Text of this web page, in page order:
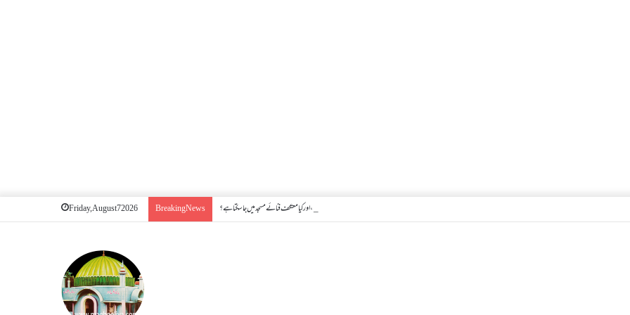
Friday, August 7 2026 Breaking News کیا بیہوش ہونے سے اعتکاف ٹوٹ جاتا ہے؟ اگر معتکف کو احتلام ہو جائے تو کیا اس کا اعتکاف ٹوٹ جائے گا؟فنائے مسجد کسے کہتے ہیں ، اور کیا معتکف فنائے مسجد میں جا سکتا ہے؟